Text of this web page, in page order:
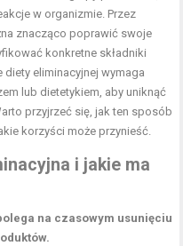
w organizmie. Przez
znacząco poprawić swoje
konkretne składniki
eliminacyjnej wymaga
lub dietetykiem, aby uniknąć
przyjrzeć się, jak ten sposób
korzyści może przynieść.
i jakie ma
na czasowym usunięciu